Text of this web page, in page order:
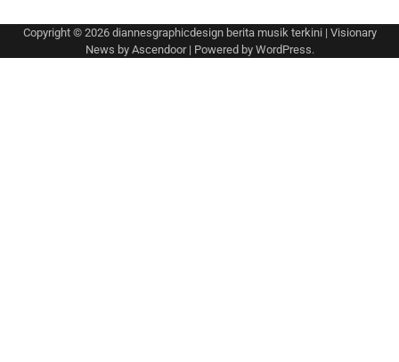
Copyright © 2026 diannesgraphicdesign berita musik terkini| Visionary
News by Ascendoor| Powered by WordPress.